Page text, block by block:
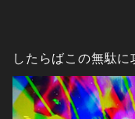
したらばこの無駄に